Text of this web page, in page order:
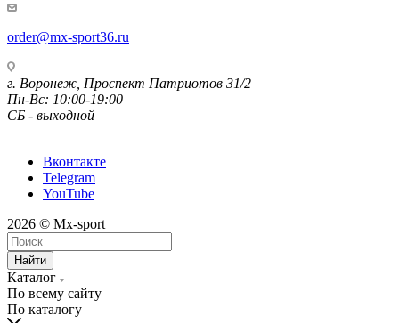
order@mx-sport36.ru
г. Воронеж, Проспект Патриотов 31/2
Пн-Вс: 10:00-19:00
СБ - выходной
Вконтакте
Telegram
YouTube
2026 © Mx-sport
Найти
Каталог
По всему сайту
По каталогу